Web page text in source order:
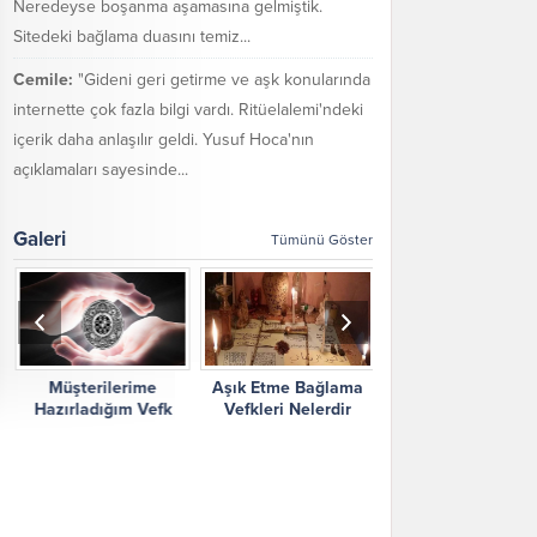
Neredeyse boşanma aşamasına gelmiştik.
Sitedeki bağlama duasını temiz...
Cemile: "Gideni geri getirme ve aşk konularında
internette çok fazla bilgi vardı. Ritüelalemi'ndeki
içerik daha anlaşılır geldi. Yusuf Hoca'nın
açıklamaları sayesinde...
Galeri Tümünü Göster
Müşterilerime
Hazırladığım Vefk
Aşık Etme Bağlama
Vefkleri Nelerdir